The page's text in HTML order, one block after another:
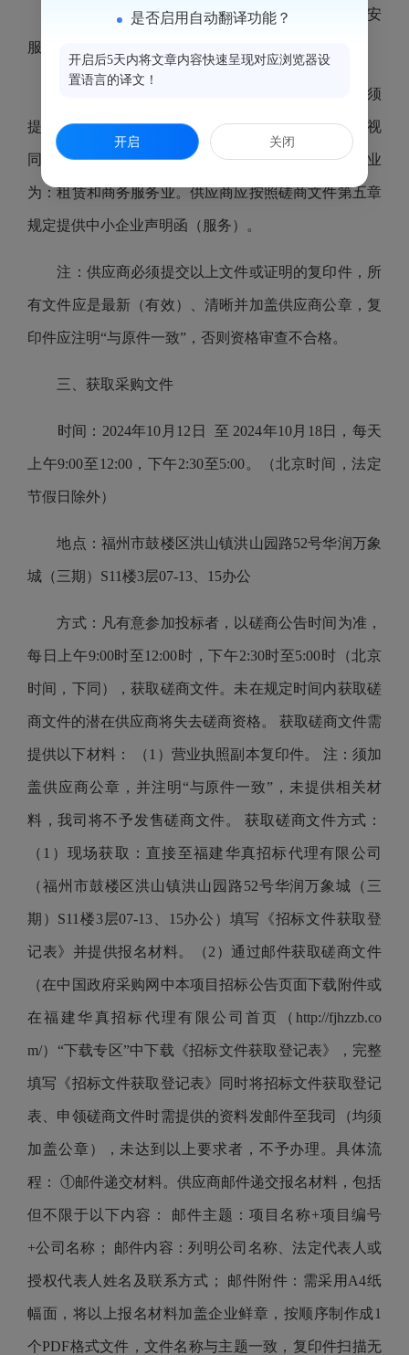
（11）须具有公安部门颁发的在有效期内的《保安
服务许可证》，并提供证书复印件。
（12）本项目为专门面向中小企业采购，供应商须
提供中小企业声明函。监狱企业、残疾人福利性单位视
同小型、微型企业。对应的中小企业划分标准所属行业
为：租赁和商务服务业。供应商应按照磋商文件第五章
规定提供中小企业声明函（服务）。
注：供应商必须提交以上文件或证明的复印件，所
有文件应是最新（有效）、清晰并加盖供应商公章，复
印件应注明“与原件一致”，否则资格审查不合格。
三、获取采购文件
时间：2024年10 月 12 日 至 2024年10月18日，每天
上午9:00至12:00，下午2:30至5:00。（北京时间，法定
节假日除外）
地点：福州市鼓楼区洪山镇洪山园路52号华润万象
城（三期）S11楼3层07-13、15办公
方式：凡有意参加投标者，以磋商公告时间为准，
每日上午9:00时至12:00时，下午2:30时至5:00时（北京
时间，下同），获取磋商文件。未在规定时间内获取磋
商文件的潜在供应商将失去磋商资格。 获取磋商文件需
提供以下材料： （1）营业执照副本复印件。 注：须加
盖供应商公章，并注明“与原件一致”，未提供相关材
料，我司将不予发售磋商文件。 获取磋商文件方式：
（1）现场获取：直接至福建华真招标代理有限公司
（福州市鼓楼区洪山镇洪山园路52号华润万象城（三
期）S11楼3层07-13、15办公）填写《招标文件获取登
记表》并提供报名材料。（2）通过邮件获取磋商文件
（在中国政府采购网中本项目招标公告页面下载附件或
在福建华真招标代理有限公司首页（http://fjhzzb.co
m/）“下载专区”中下载《招标文件获取登记表》，完整
填写《招标文件获取登记表》同时将招标文件获取登记
表、申领磋商文件时需提供的资料发邮件至我司（均须
加盖公章），未达到以上要求者，不予办理。具体流
程： ①邮件递交材料。供应商邮件递交报名材料，包括
但不限于以下内容： 邮件主题：项目名称+项目编号
+公司名称； 邮件内容：列明公司名称、法定代表人或
授权代表人姓名及联系方式； 邮件附件：需采用A4纸
幅面，将以上报名材料加盖企业鲜章，按顺序制作成1
个PDF格式文件，文件名称与主题一致，复印件扫描无
是否启用自动翻译功能？
开启后5天内将文章内容快速呈现对应浏览器设
置语言的译文！
开启 关闭